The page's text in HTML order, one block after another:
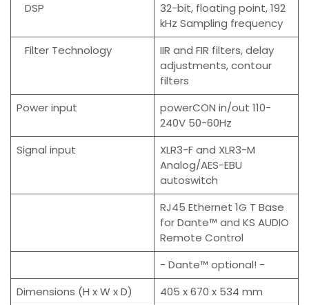
DSP
32-bit, floating point, 192
kHz Sampling frequency
Filter Technology
IIR and FIR filters, delay
adjustments, contour
filters
Power input
powerCON in/out 110-
240V 50-60Hz
Signal input
XLR3-F and XLR3-M
Analog/AES-EBU
autoswitch
RJ45 Ethernet 1G T Base
for Dante™ and KS AUDIO
Remote Control
- Dante™ optional! -
Dimensions (H x W x D)
405 x 670 x 534 mm